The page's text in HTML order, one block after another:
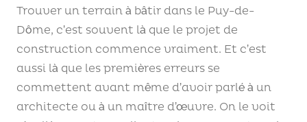
Trouver un terrain à bâtir dans le Puy-de-
Dôme, c’est souvent là que le projet de
construction commence vraiment. Et c’est
aussi là que les premières erreurs se
commettent avant même d’avoir parlé à un
architecte ou à un maître d’œuvre. On le voit